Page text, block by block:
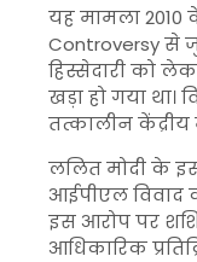
यह मामला 2010
Controversyसे
हिस्सेदारी को
खड़ा हो गया था।
तत्कालीन केंद्रीय
ललित मोदी के
आईपीएल विवाद
इस आरोप पर
आधिकारिक